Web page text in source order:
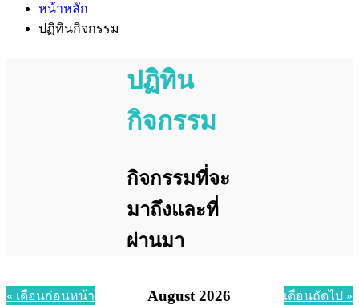
หน้าหลัก
ปฏิทินกิจกรรม
ปฏิทิน
กิจกรรม
กิจกรรมที่จะ
มาถึงและที่
ผ่านมา
« เดือนก่อนหน้า August 2026 เดือนถัดไป »